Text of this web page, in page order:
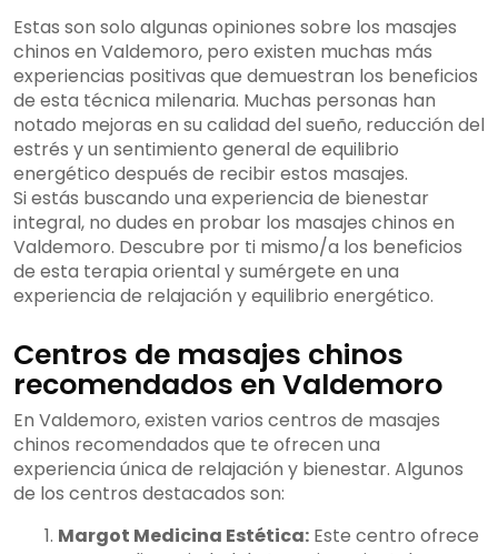
Estas son solo algunas opiniones sobre los masajes
chinos en Valdemoro, pero existen muchas más
experiencias positivas que demuestran los beneficios
de esta técnica milenaria. Muchas personas han
notado mejoras en su calidad del sueño, reducción del
estrés y un sentimiento general de equilibrio
energético después de recibir estos masajes.
Si estás buscando una experiencia de bienestar
integral, no dudes en probar los masajes chinos en
Valdemoro. Descubre por ti mismo/a los beneficios
de esta terapia oriental y sumérgete en una
experiencia de relajación y equilibrio energético.
Centros de masajes chinos
recomendados en Valdemoro
En Valdemoro, existen varios centros de masajes
chinos recomendados que te ofrecen una
experiencia única de relajación y bienestar. Algunos
de los centros destacados son:
Margot Medicina Estética: Este centro ofrece